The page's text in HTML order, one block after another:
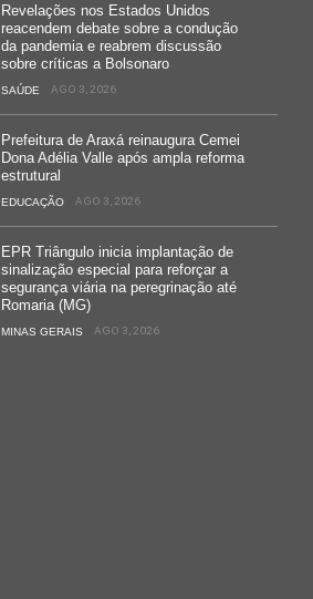
Revelações nos Estados Unidos
reacendem debate sobre a condução
da pandemia e reabrem discussão
sobre críticas a Bolsonaro
SAÚDE AGO 3, 2026
Prefeitura de Araxá reinaugura Cemei
Dona Adélia Valle após ampla reforma
estrutural
EDUCAÇÃO AGO 3, 2026
EPR Triângulo inicia implantação de
sinalização especial para reforçar a
segurança viária na peregrinação até
Romaria (MG)
MINAS GERAIS AGO 3, 2026